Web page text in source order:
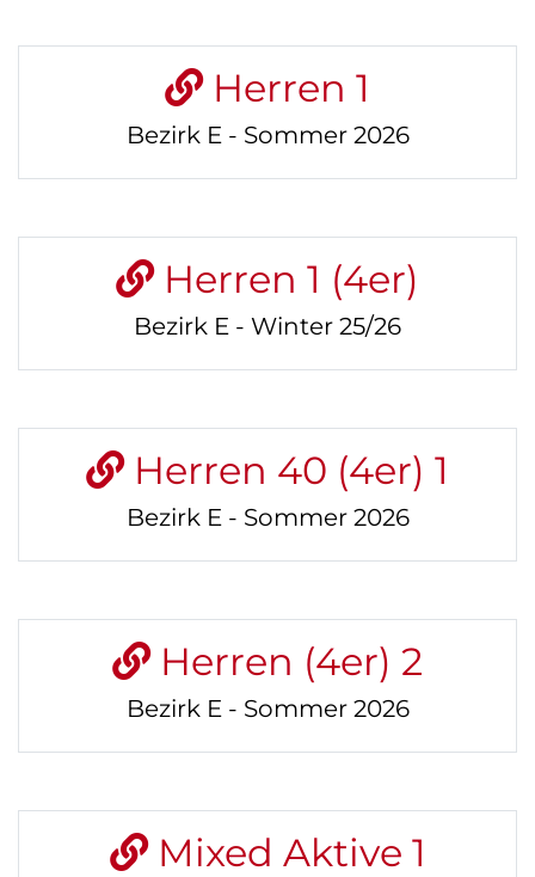
Herren 1
Bezirk E - Sommer 2026
Herren 1 (4er)
Bezirk E - Winter 25/26
Herren 40 (4er) 1
Bezirk E - Sommer 2026
Herren (4er) 2
Bezirk E - Sommer 2026
Mixed Aktive 1